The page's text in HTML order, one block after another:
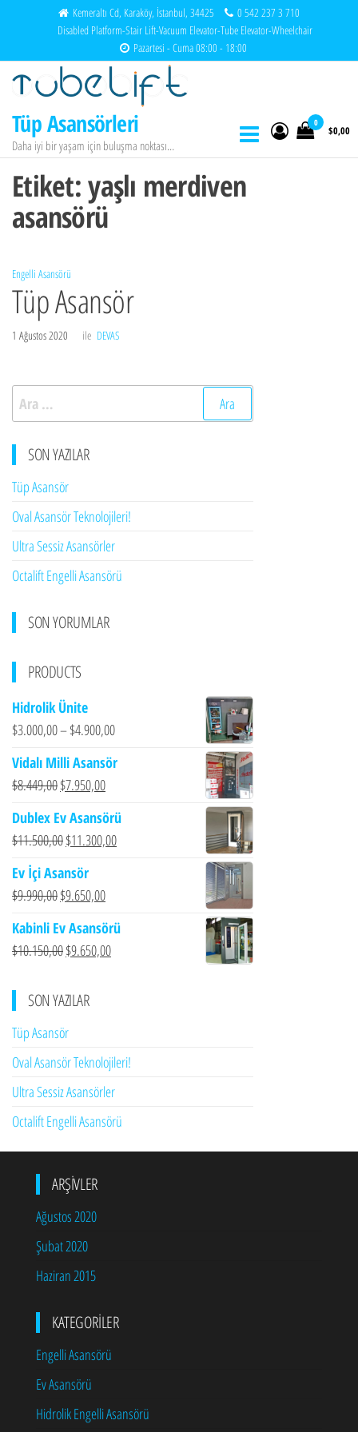
Kemeraltı Cd, Karaköy, İstanbul, 34425
0 542 237 3 710
Disabled Platform-Stair Lift-Vacuum Elevator-Tube Elevator-Wheelchair
Pazartesi - Cuma 08:00 - 18:00
Tüp Asansörleri
Daha iyi bir yaşam için buluşma noktası…
0
$0,00
Etiket:yaşlı merdiven
asansörü
Engelli Asansörü
Tüp Asansör
1 Ağustos 2020 ile DEVAS
Arama:
SON YAZILAR
Tüp Asansör
Oval Asansör Teknolojileri!
Ultra Sessiz Asansörler
Octalift Engelli Asansörü
SON YORUMLAR
PRODUCTS
Hidrolik Ünite
$3.000,00–$4.900,00
Vidalı Milli Asansör
$8.449,00Orijinal
$8.449,00.
$7.950,00Şu
fiyat:
$7.950,00.
Dublex Ev Asansörü
$11.500,00Orijinal
$11.500,00.
$11.300,00Şu
Ev İçi Asansör
$9.990,00Orijinal
$9.990,00.
$9.650,00Şu
fiyat:
$9.650,00.
Kabinli Ev Asansörü
$10.150,00Orijinal
$10.150,00.
$9.650,00Şu
SON YAZILAR
Tüp Asansör
Oval Asansör Teknolojileri!
Ultra Sessiz Asansörler
Octalift Engelli Asansörü
ARŞIVLER
Ağustos 2020
Şubat 2020
Haziran 2015
KATEGORILER
Engelli Asansörü
Ev Asansörü
Hidrolik Engelli Asansörü